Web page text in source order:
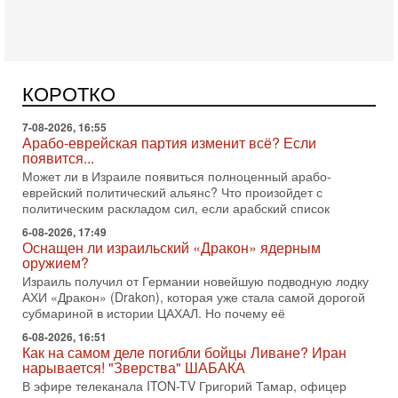
КОРОТКО
политическим раскладом сил, если арабский список
6-08-2026, 17:49
Оснащен ли израильский «Дракон» ядерным
оружием?
Израиль получил от Германии новейшую подводную лодку
АХИ «Дракон» (Drakon), которая уже стала самой дорогой
субмариной в истории ЦАХАЛ. Но почему её
6-08-2026, 16:51
Как на самом деле погибли бойцы Ливане? Иран
нарывается! "Зверства" ШАБАКА
В эфире телеканала ITON-TV Григорий Тамар, офицер
ЦАХАЛа в отставке, писатель, журналист, военный историк.
Ведет программу Александр Гур-Арье.
6-08-2026, 08:20
«Дракон» усилил ВМС Израиля - НОВОСТИ
06/08/2026
Германия передала Израилю новейшую подводную лодку